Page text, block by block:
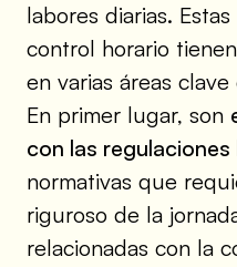
labores diarias.
control horario
en varias áreas
En primer lugar, son
con las regulaciones
normativas que
riguroso de la
relacionadas con la